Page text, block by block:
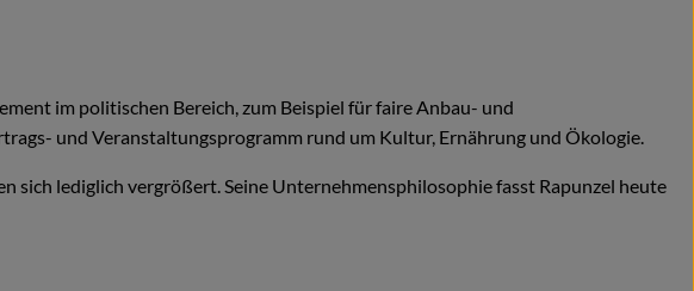
im politischen Bereich, zum Beispiel für faire Anbau- und
und Veranstaltungsprogramm rund um Kultur, Ernährung und Ökologie.
sich lediglich vergrößert. Seine Unternehmensphilosophie fasst Rapunzel heute